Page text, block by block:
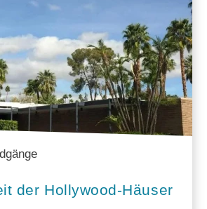
der Hollywood-Häuser